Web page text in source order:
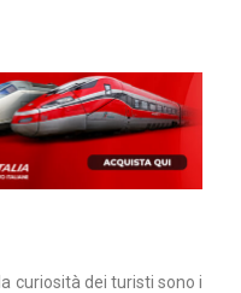
curiosità dei turisti sono i